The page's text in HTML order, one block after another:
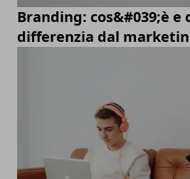
Branding: cos&#039;è e
differenzia dal